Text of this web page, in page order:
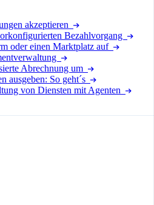
akzeptieren
Bezahlvorgang
oder einen Marktplatz auf
Abrechnung um
ausgeben: So geht´s
von Diensten mit Agenten